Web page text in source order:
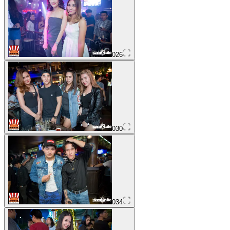
026
030
034